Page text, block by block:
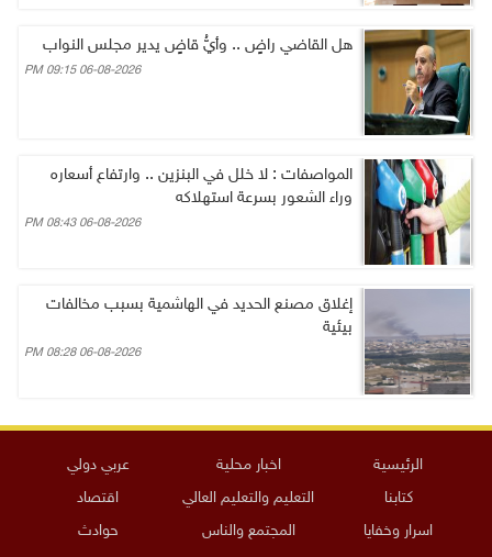
هل القاضي راضٍ .. وأيُّ قاضٍ يدير مجلس النواب
06-08-2026 09:15 PM
المواصفات : لا خلل في البنزين .. وارتفاع أسعاره
وراء الشعور بسرعة استهلاكه
06-08-2026 08:43 PM
إغلاق مصنع الحديد في الهاشمية بسبب مخالفات
بيئية
06-08-2026 08:28 PM
الرئيسية اخبار محلية
عربي دولي
كتابنا
التعليم والتعليم العالي
اقتصاد
اسرار وخفايا
المجتمع والناس
حوادث